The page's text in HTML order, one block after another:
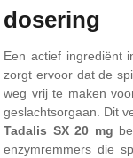
dosering
Een actief ingrediënt
zorgt ervoor dat de
weg vrij te maken
geslachtsorgaan. Dit
Tadalis SX 20 mg
enzymremmers die